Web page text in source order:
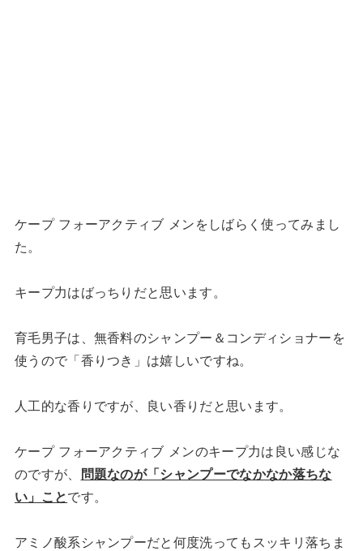
ケープ フォーアクティブ メンをしばらく使ってみまし
た。
キープ力はばっちりだと思います。
育毛男子は、無香料のシャンプー＆コンディショナーを
使うので「香りつき」は嬉しいですね。
人工的な香りですが、良い香りだと思います。
ケープ フォーアクティブ メンのキープ力は良い感じな
のですが、 問題なのが「シャンプーでなかなか落ちな
い」ことです。
アミノ酸系シャンプーだと何度洗ってもスッキリ落ちま